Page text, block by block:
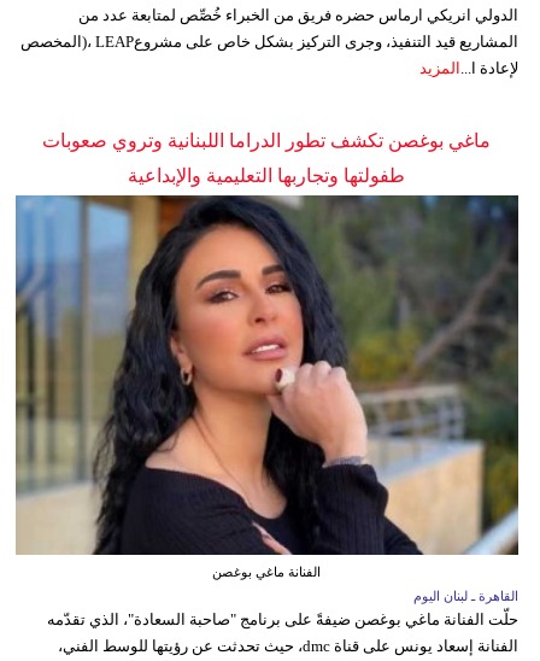
الدولي انريكي ارماس حضره فريق من الخبراء خُصِّص لمتابعة عدد من
المشاريع قيد التنفيذ، وجرى التركيز بشكل خاص على مشروعLEAP ،(المخصص
لإعادة ا... المزيد
ماغي بوغصن تكشف تطور الدراما اللبنانية وتروي صعوبات
طفولتها وتجاربها التعليمية والإبداعية
الفنانة ماغي بوغصن
القاهرة ـ لبنان اليوم
حلّت الفنانة ماغي بوغصن ضيفةً على برنامج "صاحبة السعادة"، الذي تقدّمه
الفنانة إسعاد يونس على قناة dmc، حيث تحدثت عن رؤيتها للوسط الفني،